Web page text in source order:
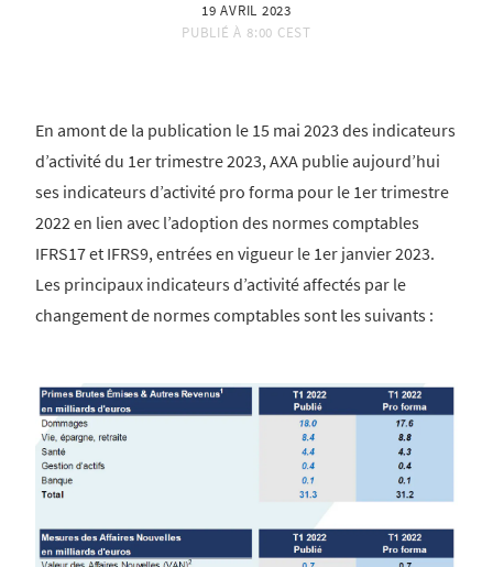
19 AVRIL 2023
PUBLIÉ À 8:00 CEST
En amont de la publication le 15 mai 2023 des indicateurs
d’activité du 1er trimestre 2023, AXA publie aujourd’hui
ses indicateurs d’activité pro forma pour le 1er trimestre
2022 en lien avec l’adoption des normes comptables
IFRS17 et IFRS9, entrées en vigueur le 1er janvier 2023.
Les principaux indicateurs d’activité affectés par le
changement de normes comptables sont les suivants :